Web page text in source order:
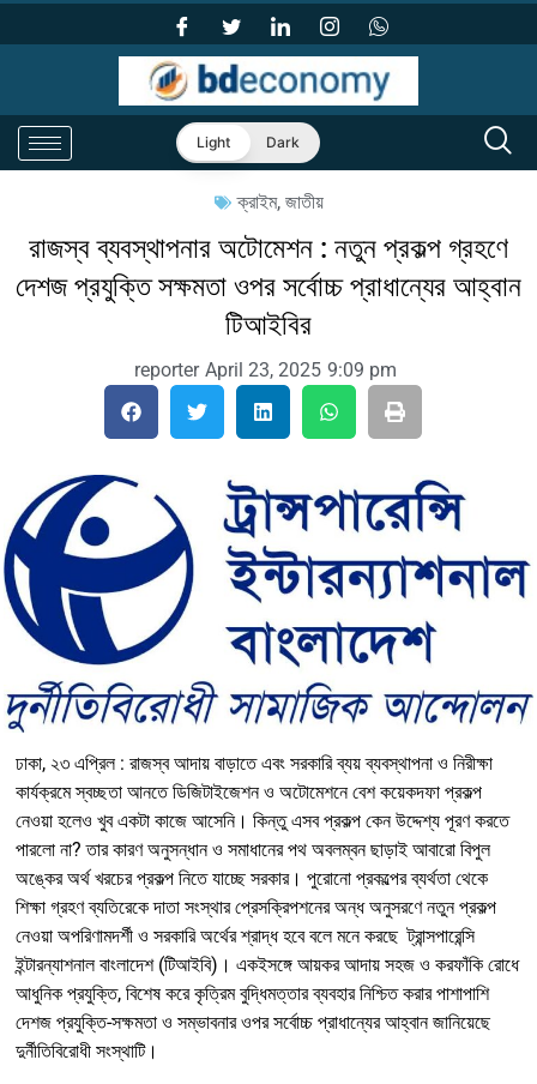
Light Dark
ক্রাইম, জাতীয়
রাজস্ব ব্যবস্থাপনার অটোমেশন : নতুন প্রকল্প গ্রহণে
দেশজ প্রযুক্তি সক্ষমতা ওপর সর্বোচ্চ প্রাধান্যের আহ্বান
টিআইবির
reporter April 23, 2025 9:09 pm
ঢাকা, ২৩ এপ্রিল : রাজস্ব আদায় বাড়াতে এবং সরকারি ব্যয় ব্যবস্থাপনা ও নিরীক্ষা
কার্যক্রমে স্বচ্ছতা আনতে ডিজিটাইজেশন ও অটোমেশনে বেশ কয়েকদফা প্রকল্প
নেওয়া হলেও খুব একটা কাজে আসেনি। কিন্তু এসব প্রকল্প কেন উদ্দেশ্য পূরণ করতে
পারলো না? তার কারণ অনুসন্ধান ও সমাধানের পথ অবলম্বন ছাড়াই আবারো বিপুল
অঙ্কের অর্থ খরচের প্রকল্প নিতে যাচ্ছে সরকার। পুরোনো প্রকল্পের ব্যর্থতা থেকে
শিক্ষা গ্রহণ ব্যতিরেকে দাতা সংস্থার প্রেসক্রিপশনের অন্ধ অনুসরণে নতুন প্রকল্প
নেওয়া অপরিণামদর্শী ও সরকারি অর্থের শ্রাদ্ধ হবে বলে মনে করছে ট্রান্সপারেন্সি
ইন্টারন্যাশনাল বাংলাদেশ (টিআইবি)। একইসঙ্গে আয়কর আদায় সহজ ও করফাঁকি রোধে
আধুনিক প্রযুক্তি, বিশেষ করে কৃত্রিম বুদ্ধিমত্তার ব্যবহার নিশ্চিত করার পাশাপাশি
দেশজ প্রযুক্তি-সক্ষমতা ও সম্ভাবনার ওপর সর্বোচ্চ প্রাধান্যের আহ্বান জানিয়েছে
দুর্নীতিবিরোধী সংস্থাটি।